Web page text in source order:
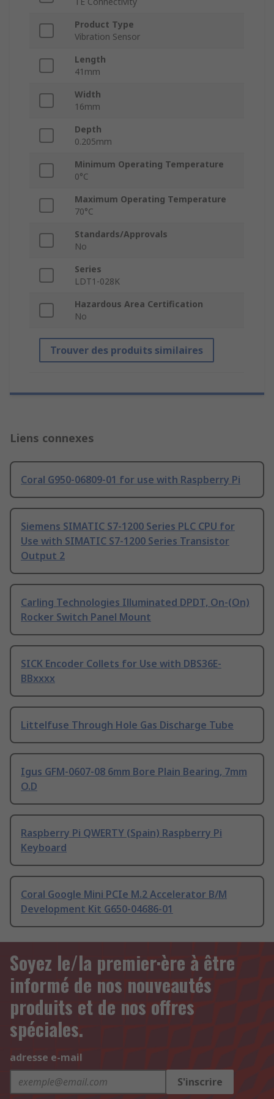
Product Type
Vibration Sensor
Length
41mm
Width
16mm
Depth
0.205mm
Minimum Operating Temperature
0°C
Maximum Operating Temperature
70°C
Standards/Approvals
No
Series
LDT1-028K
Hazardous Area Certification
No
Trouver des produits similaires
Liens connexes
Coral G950-06809-01 for use with Raspberry Pi
Siemens SIMATIC S7-1200 Series PLC CPU for
Use with SIMATIC S7-1200 Series Transistor
Output 2
Carling Technologies Illuminated DPDT, On-(On)
Rocker Switch Panel Mount
SICK Encoder Collets for Use with DBS36E-
BBxxxx
Littelfuse Through Hole Gas Discharge Tube
Igus GFM-0607-08 6mm Bore Plain Bearing, 7mm
O.D
Raspberry Pi QWERTY (Spain) Raspberry Pi
Keyboard
Coral Google Mini PCIe M.2 Accelerator B/M
Development Kit G650-04686-01
Soyez le/la premier·ère à être
informé de nos nouveautés
produits et de nos offres
spéciales.
adresse e-mail
S'inscrire